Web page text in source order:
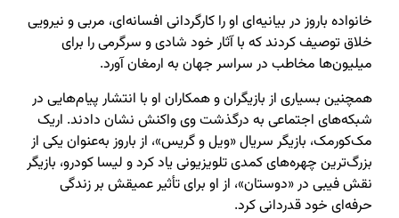
خانواده باروز در بیانیه‌ای او را کارگردانی افسانه‌ای، مربی و نیرویی
خلاق توصیف کردند که با آثار خود شادی و سرگرمی را برای
میلیون‌ها مخاطب در سراسر جهان به ارمغان آورد.
همچنین بسیاری از بازیگران و همکاران او با انتشار پیام‌هایی در
شبکه‌های اجتماعی به درگذشت وی واکنش نشان دادند. اریک
مک‌کورمک، بازیگر سریال «ویل و گریس»، از باروز به‌عنوان یکی از
بزرگ‌ترین چهره‌های کمدی تلویزیونی یاد کرد و لیسا کودرو، بازیگر
نقش فیبی در «دوستان»، از او برای تأثیر عمیقش بر زندگی
حرفه‌ای خود قدردانی کرد.